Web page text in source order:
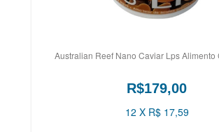
Australian Reef Nano Caviar Lps Alimento
R$179,00
12 X R$ 17,59